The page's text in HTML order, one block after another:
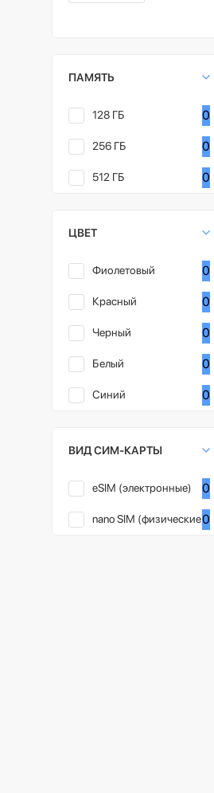
ПАМЯТЬ
128 ГБ 0
256 ГБ 0
512 ГБ 0
ЦВЕТ
Фиолетовый 0
Красный 0
Черный 0
Белый 0
Синий 0
ВИД СИМ-КАРТЫ
eSIM (электронные) 0
nano SIM (физические)0